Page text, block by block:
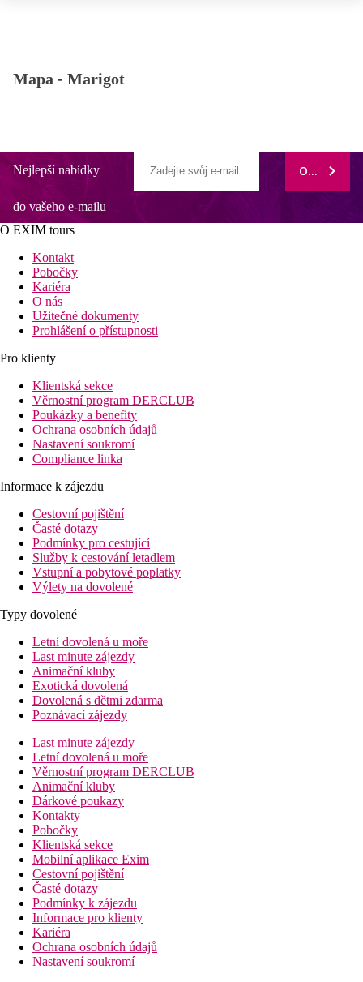
Mapa - Marigot
Nejlepší nabídky
do vašeho e-mailu
ODEBÍRAT
O EXIM tours
Kontakt
Pobočky
Kariéra
O nás
Užitečné dokumenty
Prohlášení o přístupnosti
Pro klienty
Klientská sekce
Věrnostní program DERCLUB
Poukázky a benefity
Ochrana osobních údajů
Nastavení soukromí
Compliance linka
Informace k zájezdu
Cestovní pojištění
Časté dotazy
Podmínky pro cestující
Služby k cestování letadlem
Vstupní a pobytové poplatky
Výlety na dovolené
Typy dovolené
Letní dovolená u moře
Last minute zájezdy
Animační kluby
Exotická dovolená
Dovolená s dětmi zdarma
Poznávací zájezdy
Last minute zájezdy
Letní dovolená u moře
Věrnostní program DERCLUB
Animační kluby
Dárkové poukazy
Kontakty
Pobočky
Klientská sekce
Mobilní aplikace Exim
Cestovní pojištění
Časté dotazy
Podmínky k zájezdu
Informace pro klienty
Kariéra
Ochrana osobních údajů
Nastavení soukromí